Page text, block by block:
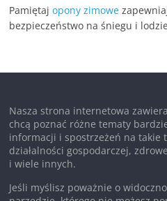
Pamiętajopony zimowe
bezpieczeństwo na śniegu i
Nasza strona internetowa
chcą poznać różne tematy
informacji i spostrzeżeń na takie
działalności gospodarczej,
i wiele innych.
Jeśli myślisz poważnie o